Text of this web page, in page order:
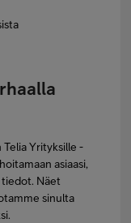
Yrityksille -
asiaasi,
Näet
sinulta